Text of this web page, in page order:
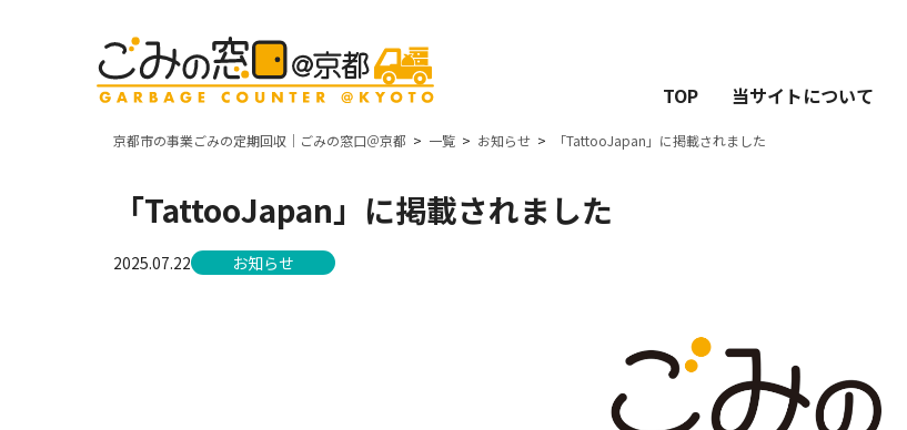
TOP 当サイトについて
京都市の事業ごみの定期回収｜ごみの窓口＠京都 一覧 お知らせ 「TattooJapan」に掲載されました
「TattooJapan」に掲載されました
2025.07.22 お知らせ